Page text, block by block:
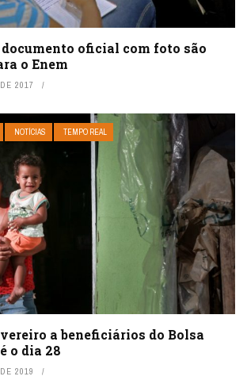
documento oficial com foto são
o Enem
2017
NOTÍCIAS TEMPO REAL
a beneficiários do Bolsa
o dia 28
2019